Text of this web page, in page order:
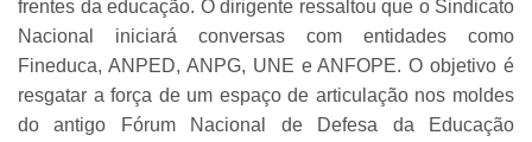
frentes da educação. O dirigente ressaltou que o Sindicato
Nacional iniciará conversas com entidades como
Fineduca, ANPED, ANPG, UNE e ANFOPE. O objetivo é
resgatar a força de um espaço de articulação nos moldes
do antigo Fórum Nacional de Defesa da Educação